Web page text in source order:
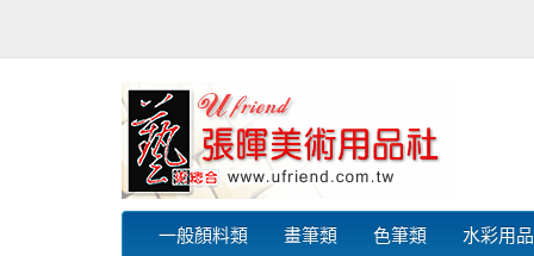
一般顏料類 畫筆類 色筆類 水彩用品